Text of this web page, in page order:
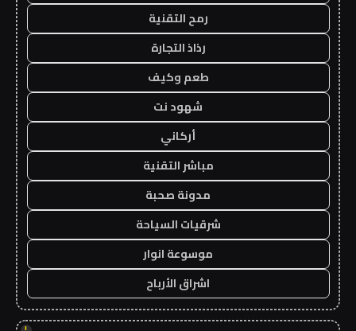
رمح التقنية
رذاذ التجارة
طعم وكيف
شهود نت
أركاني
مباشر التقنية
مدونة صحبة
شرقيات السياحة
موسوعة انوار
اشراق الأرباح